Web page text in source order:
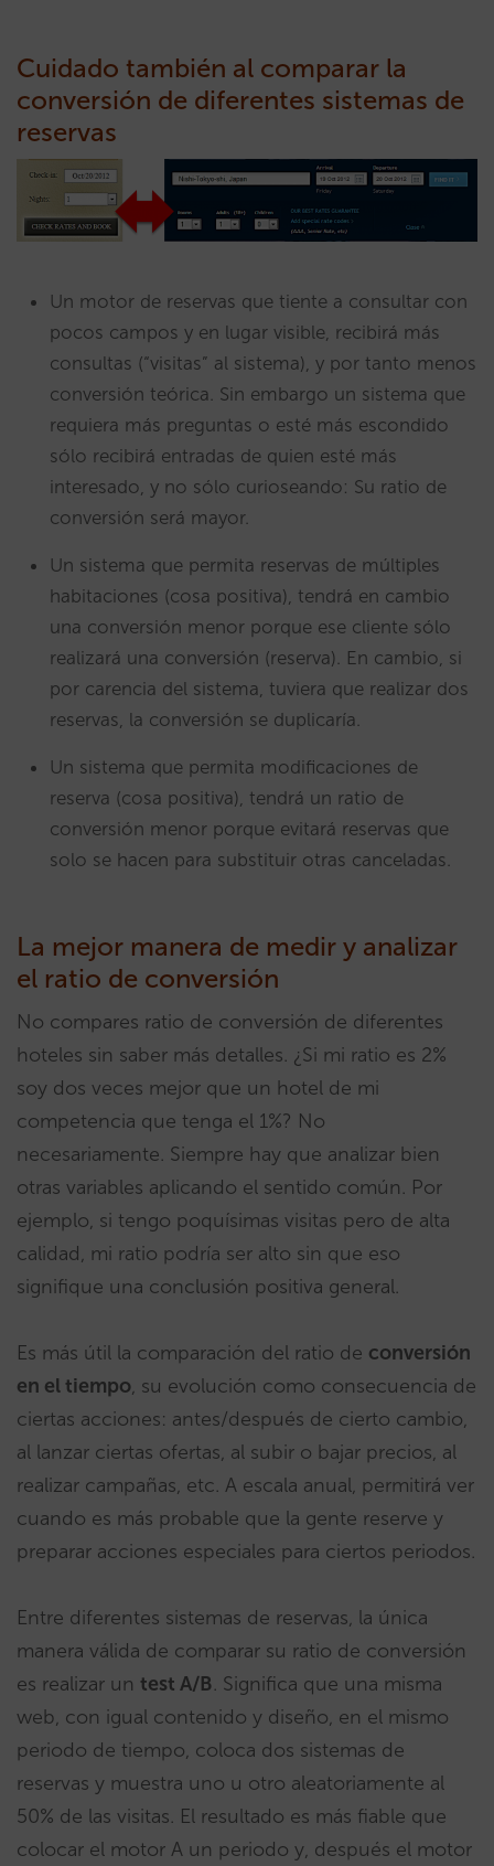
Cuidado también al comparar la
conversión de diferentes sistemas de
reservas
Un motor de reservas que tiente a consultar con
pocos campos y en lugar visible, recibirá más
consultas (“visitas” al sistema), y por tanto menos
conversión teórica. Sin embargo un sistema que
requiera más preguntas o esté más escondido
sólo recibirá entradas de quien esté más
interesado, y no sólo curioseando: Su ratio de
conversión será mayor.
Un sistema que permita reservas de múltiples
habitaciones (cosa positiva), tendrá en cambio
una conversión menor porque ese cliente sólo
realizará una conversión (reserva). En cambio, si
por carencia del sistema, tuviera que realizar dos
reservas, la conversión se duplicaría.
Un sistema que permita modificaciones de
reserva (cosa positiva), tendrá un ratio de
conversión menor porque evitará reservas que
solo se hacen para substituir otras canceladas.
La mejor manera de medir y analizar
el ratio de conversión
No compares ratio de conversión de diferentes
hoteles sin saber más detalles. ¿Si mi ratio es 2%
soy dos veces mejor que un hotel de mi
competencia que tenga el 1%? No
necesariamente. Siempre hay que analizar bien
otras variables aplicando el sentido común. Por
ejemplo, si tengo poquísimas visitas pero de alta
calidad, mi ratio podría ser alto sin que eso
signifique una conclusión positiva general.
Es más útil la comparación del ratio de conversión
en el tiempo, su evolución como consecuencia de
ciertas acciones: antes/después de cierto cambio,
al lanzar ciertas ofertas, al subir o bajar precios, al
realizar campañas, etc. A escala anual, permitirá ver
cuando es más probable que la gente reserve y
preparar acciones especiales para ciertos periodos.
Entre diferentes sistemas de reservas, la única
manera válida de comparar su ratio de conversión
es realizar un test A/B. Significa que una misma
web, con igual contenido y diseño, en el mismo
periodo de tiempo, coloca dos sistemas de
reservas y muestra uno u otro aleatoriamente al
50% de las visitas. El resultado es más fiable que
colocar el motor A un periodo y, después el motor